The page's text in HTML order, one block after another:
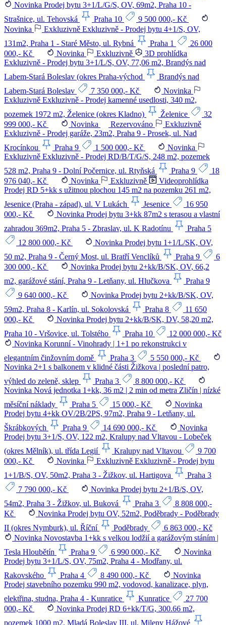
Novinka Prodej bytu 3+1/L/G/S, OV, 69m2, Praha 10 -
Strašnice, ul. Tehovská
Praha 10
9 500 000,- Kč
Novinka
Exkluzivně Exkluzivně - Prodej bytu 4+1/S, OV,
131m2, Praha 1 - Staré Město, ul. Rybná
Praha 1
26 000
000,- Kč
Novinka Exkluzivně
3D prohlídka
Exkluzivně - Prodej bytu 3+1/L/S, OV, 77,06 m2, Brandýs nad
Labem-Stará Boleslav (okres Praha-východ
Brandýs nad
Labem-Stará Boleslav
7 350 000,- Kč
Novinka
Exkluzivně Exkluzivně - Prodej kamenné usedlosti, 340 m2,
pozemek 1972 m2, Želenice (okres Kladno)
Želenice
32
999 000,- Kč
Novinka Rezervováno
Exkluzivně
Exkluzivně - Prodej garáže, 23m2, Praha 9 - Prosek, ul. Nad
Krocínkou
Praha 9 1 500 000,- Kč
Novinka
Exkluzivně Exkluzivně - Prodej RD/B/T/G/S, 248 m2, pozemek
528 m2, Praha 9 - Dolní Počernice, ul. Rtyňská
Praha 9
18
976 040,- Kč
Novinka Exkluzivně
Videoprohlídka
Prodej RD 5+kk s užitnou plochou 145 m2 na pozemku 261 m2,
Jesenice (Praha - západ), ul. V Lukách
Jesenice
16 950
000,- Kč
Novinka Prodej bytu 3+kk 87m2 s terasou a vlastní
zahradou 369m2, Praha 5 - Zbraslav, ul. K Radotínu
Praha 5
12 800 000,- Kč
Novinka Prodej bytu 1+1/L/SK, OV,
50 m2, Praha 9 - Černý Most, ul. Bratří Venclíků
Praha 9
6
300 000,- Kč
Novinka Prodej bytu 2+kk/B/SK, OV, 66,2
m2, garážové stání, Praha 9 - Letňany, ul. Hlučkova
Praha 9
9 640 000,- Kč
Novinka Prodej bytu 2+kk/B/SK, OV,
59m2, Praha 8 - Karlín, ul. Sokolovská
Praha 8
11 650
000,- Kč
Novinka Prodej bytu 2+kk/B/SK, DV, 58,20 m2,
Praha 10 - Vršovice, ul. Tolstého
Praha 10
12 000 000,- Kč
Novinka Korunní - Vinohrady | 1+1 po rekonstrukci v
elegantním činžovním domě
Praha 3
5 550 000,- Kč
Novinka 2+1 s balkonem v klidné části Žižkova | poslední patro,
výhled do zeleně, sklep
Praha 3
8 800 000,- Kč
Novinka Nová jednotka 1+kk, 36 m2 | 2 min od metra Zličín | nízké
měsíční náklady
Praha 5 15 000,- Kč
Novinka
Prodej bytu 4+kk OV/2B/2PS, 97m2, Praha 9 - Letňany, ul.
Škrábkových
Praha 9 14 690 000,- Kč
Novinka
Prodej bytu 3+1/S, OV, 122 m2, Kralupy nad Vltavou - Lobeček
(okres Mělník), ul. třída Legií
Kralupy nad Vltavou
9 700
000,- Kč
Novinka Exkluzivně Exkluzivně - Prodej bytu
1+1/B/S, OV, 50m2, Praha 3 - Žižkov, ul. Hartigova
Praha 3
7 790 000,- Kč
Novinka Prodej bytu 2+1/B/S, OV,
54m2, Praha 3 - Žižkov, ul. Buková
Praha 3
8 808 000,-
Kč
Novinka Prodej bytu OV, 52m2, Poděbrady - Poděbrady
II (okres Nymburk), ul. Říční
Poděbrady
6 863 000,- Kč
Novinka Novostavba 1+kk s velkou lodžií a garážovým stáním |
Tesla Hloubětín
Praha 9 6 990 000,- Kč
Novinka
Prodej bytu 3+1/L/S, OV, 75m2, Praha 4 - Modřany, ul.
Rakovského
Praha 4 8 490 000,- Kč
Novinka
Prodej stavebního pozemku 990 m2, vodovod, kanalizace, plyn,
elektřina, studna, Praha 4 - Kunratice
Kunratice
27 700
000,- Kč
Novinka Prodej RD 6+kk/T/G, 300.66 m2,
pozemek 1000 m2, Mladá Boleslav III, ul. Mileny Hážové